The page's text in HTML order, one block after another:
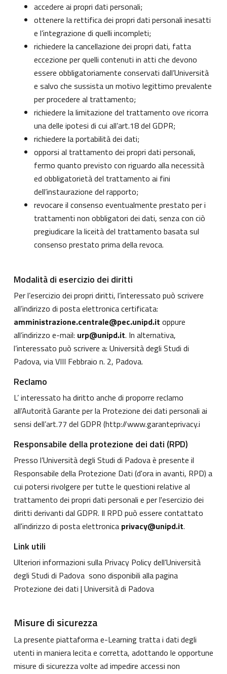
accedere ai propri dati personali;
ottenere la rettifica dei propri dati personali inesatti
e l’integrazione di quelli incompleti;
richiedere la cancellazione dei propri dati, fatta
eccezione per quelli contenuti in atti che devono
essere obbligatoriamente conservati dall’Università
e salvo che sussista un motivo legittimo prevalente
per procedere al trattamento;
richiedere la limitazione del trattamento ove ricorra
una delle ipotesi di cui all’art.18 del GDPR;
richiedere la portabilità dei dati;
opporsi al trattamento dei propri dati personali,
fermo quanto previsto con riguardo alla necessità
ed obbligatorietà del trattamento ai fini
dell’instaurazione del rapporto;
revocare il consenso eventualmente prestato per i
trattamenti non obbligatori dei dati, senza con ciò
pregiudicare la liceità del trattamento basata sul
consenso prestato prima della revoca.
Modalità di esercizio dei diritti
Per l’esercizio dei propri diritti, l’interessato può scrivere
all’indirizzo di posta elettronica certificata:
amministrazione.centrale@pec.unipd.it oppure
all’indirizzo e-mail: urp@unipd.it. In alternativa,
l’interessato può scrivere a: Università degli Studi di
Padova, via VIII Febbraio n. 2, Padova.
Reclamo
L’ interessato ha diritto anche di proporre reclamo
all’Autorità Garante per la Protezione dei dati personali ai
sensi dell’art.77 del GDPR (http://www.garanteprivacy.i
Responsabile della protezione dei dati (RPD)
Presso l’Università degli Studi di Padova è presente il
Responsabile della Protezione Dati (d'ora in avanti, RPD) a
cui potersi rivolgere per tutte le questioni relative al
trattamento dei propri dati personali e per l'esercizio dei
diritti derivanti dal GDPR. Il RPD può essere contattato
all'indirizzo di posta elettronica privacy@unipd.it.
Link utili
Ulteriori informazioni sulla Privacy Policy dell’Università
degli Studi di Padova sono disponibili alla pagina
Protezione dei dati | Università di Padova
Misure di sicurezza
La presente piattaforma e-Learning tratta i dati degli
utenti in maniera lecita e corretta, adottando le opportune
misure di sicurezza volte ad impedire accessi non